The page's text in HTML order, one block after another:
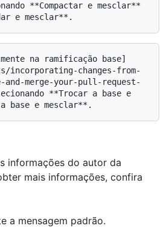
**Compactar e mesclar**
changes-from-
merge-your-pull-request-
**Trocar a base e
informações do autor da
mais informações, confira
a mensagem padrão.